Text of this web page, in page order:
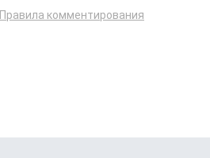
Правила комментирования